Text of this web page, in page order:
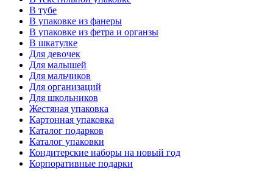
В тубе
В упаковке из фанеры
В упаковке из фетра и органзы
В шкатулке
Для девочек
Для малышей
Для мальчиков
Для организаций
Для школьников
Жестяная упаковка
Картонная упаковка
Каталог подарков
Каталог упаковки
Кондитерские наборы на новый год
Корпоративные подарки